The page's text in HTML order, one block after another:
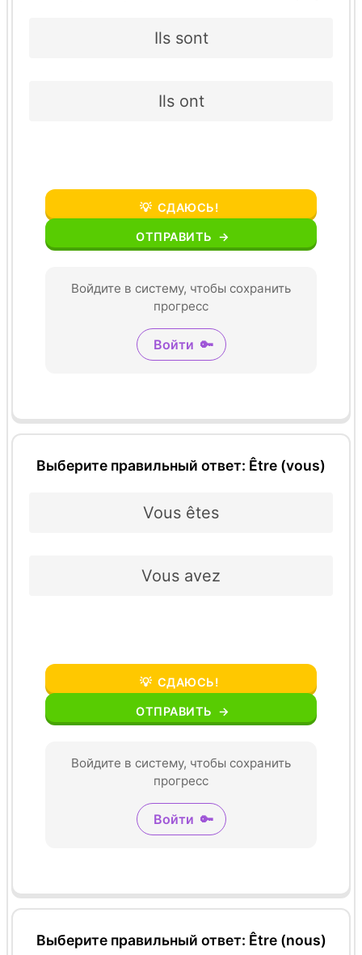
Ils sont
Ils ont
💡 СДАЮСЬ!
ОТПРАВИТЬ →
Войдите в систему, чтобы сохранить
прогресс
Войти 🔑
Выберите правильный ответ: Être (vous)
Vous êtes
Vous avez
💡 СДАЮСЬ!
ОТПРАВИТЬ →
Войдите в систему, чтобы сохранить
прогресс
Войти 🔑
Выберите правильный ответ: Être (nous)